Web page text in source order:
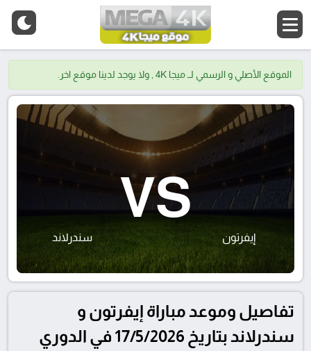
الموقع الأصلي و الرسمي لــ ميجا 4K , ولا يوجد لدينا موقع اخر.
إيفرتون
VS
سندرلاند
تفاصيل وموعد مباراة إيفرتون و
سندرلاند بتاريخ 17/5/2026 في الدوري